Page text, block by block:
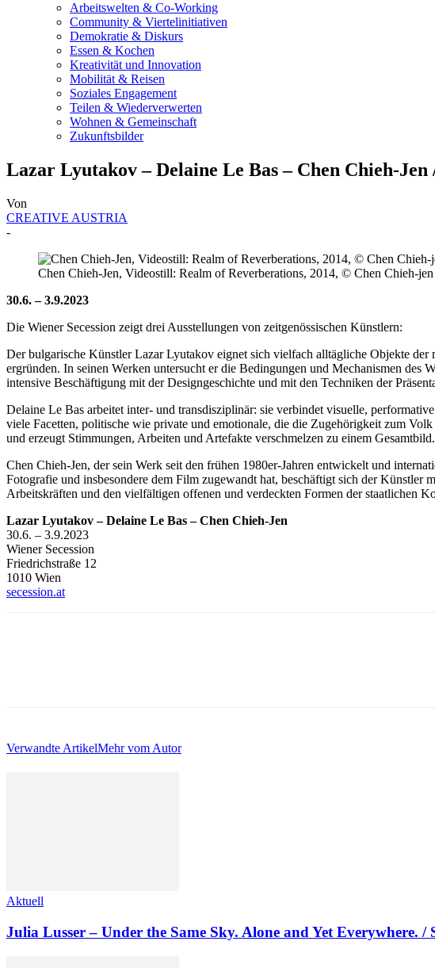
Arbeitswelten & Co-Working
Community & Viertelinitiativen
Demokratie & Diskurs
Essen & Kochen
Kreativität und Innovation
Mobilität & Reisen
Soziales Engagement
Teilen & Wiederverwerten
Wohnen & Gemeinschaft
Zukunftsbilder
Lazar Lyutakov – Delaine Le Bas – Chen Chieh-Jen
Von
CREATIVE AUSTRIA
-
Chen Chieh-Jen, Videostill: Realm of Reverberations, 2014, © Chen Chieh-jen
30.6. – 3.9.2023
Die Wiener Secession zeigt drei Ausstellungen von zeitgenössischen Künstlern:
Der bulgarische Künstler Lazar Lyutakov eignet sich vielfach alltägliche Objekte
ergründen. In seinen Werken untersucht er die Bedingungen und Mechanismen des
intensive Beschäftigung mit der Designgeschichte und mit den Techniken der
Delaine Le Bas arbeitet inter- und transdisziplinär: sie verbindet visuelle,
viele Facetten, politische wie private und emotionale, die die Zugehörigkeit zum
und erzeugt Stimmungen, Arbeiten und Artefakte verschmelzen zu einem Gesamtbild.
Chen Chieh-Jen, der sein Werk seit den frühen 1980er-Jahren entwickelt und
Fotografie und insbesondere dem Film zugewandt hat, beschäftigt sich der
Arbeitskräften und den vielfältigen offenen und verdeckten Formen der staatlichen
Lazar Lyutakov – Delaine Le Bas – Chen Chieh-Jen
30.6. – 3.9.2023
Wiener Secession
Friedrichstraße 12
1010 Wien
secession.at
Verwandte ArtikelMehr vom Autor
Aktuell
Julia Lusser – Under the Same Sky. Alone and Yet Everywhere. /